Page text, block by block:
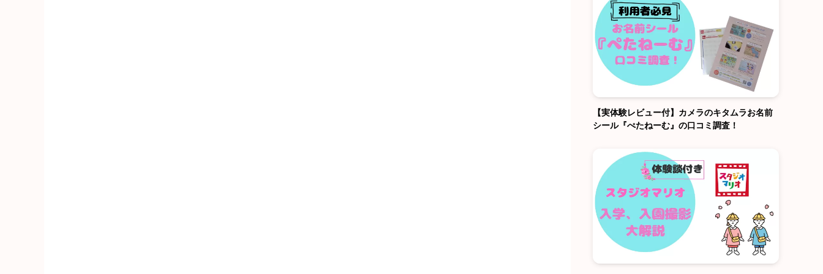
【実体験レビュー付】カメラのキタムラお名前
シール『ぺたねーむ』の口コミ調査！